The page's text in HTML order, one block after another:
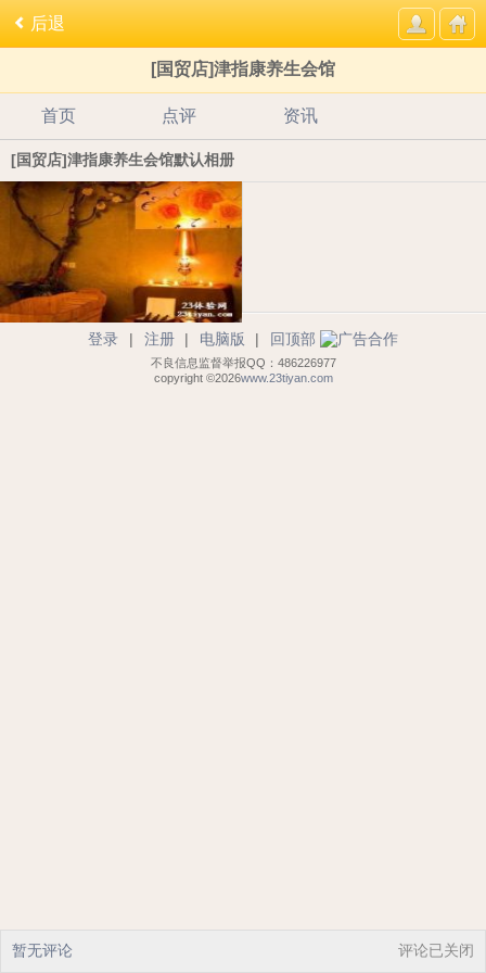
后退
[国贸店]津指康养生会馆
首页 点评 资讯
[国贸店]津指康养生会馆默认相册
评论已关闭
暂无评论
登录 | 注册 | 电脑版 | 回顶部
不良信息监督举报QQ：486226977
copyright ©2026www.23tiyan.com